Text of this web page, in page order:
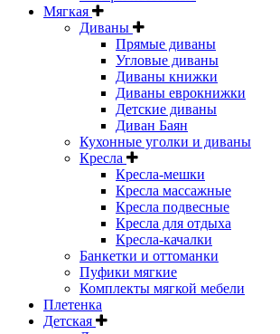
Мягкая
Диваны
Прямые диваны
Угловые диваны
Диваны книжки
Диваны еврокнижки
Детские диваны
Диван Баян
Кухонные уголки и диваны
Кресла
Кресла-мешки
Кресла массажные
Кресла подвесные
Кресла для отдыха
Кресла-качалки
Банкетки и оттоманки
Пуфики мягкие
Комплекты мягкой мебели
Плетенка
Детская